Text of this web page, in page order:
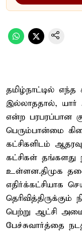
தமிழ்நாட்டில் எந்த
இல்லாததால்,
என்ற பரபரப்பான
பெரும்பான்மை
கட்சிகளிடம்
கட்சிகள் தங்களது
உள்ளன.திமுக
எதிர்க்கட்சியாக
பெற்று ஆட்சி
பேச்சுவார்த்தை